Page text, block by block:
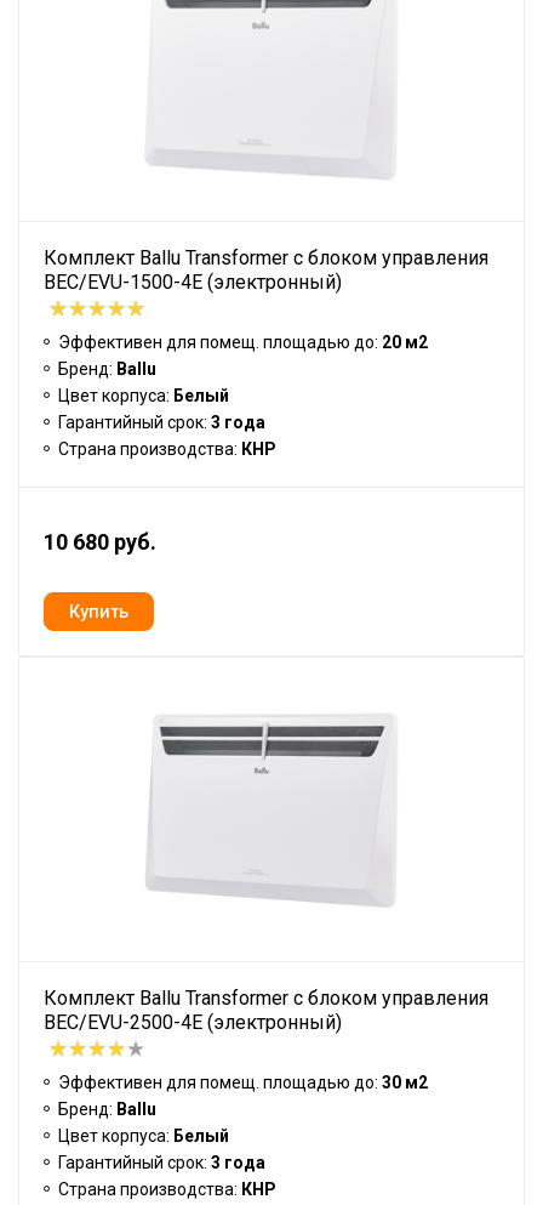
Комплект Ballu Transformer с блоком управления
BEC/EVU-1500-4E (электронный)
Эффективен для помещ. площадью до: 20 м2
Бренд: Ballu
Цвет корпуса: Белый
Гарантийный срок: 3 года
Страна производства: КНР
10 680 руб.
Комплект Ballu Transformer с блоком управления
BEC/EVU-2500-4E (электронный)
Эффективен для помещ. площадью до: 30 м2
Бренд: Ballu
Цвет корпуса: Белый
Гарантийный срок: 3 года
Страна производства: КНР